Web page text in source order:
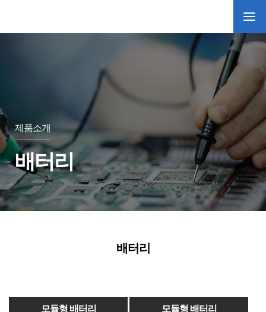
제품소개
배터리
배터리
모듈형 배터리
모듈형 배터리